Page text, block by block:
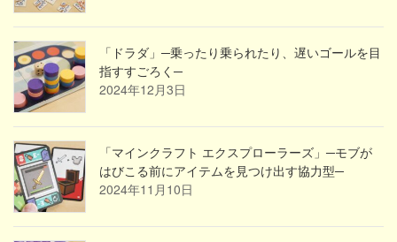
「ドラダ」─乗ったり乗られたり、遅いゴールを目
指すすごろく─
2024年12月3日
「マインクラフト エクスプローラーズ」─モブが
はびこる前にアイテムを見つけ出す協力型─
2024年11月10日